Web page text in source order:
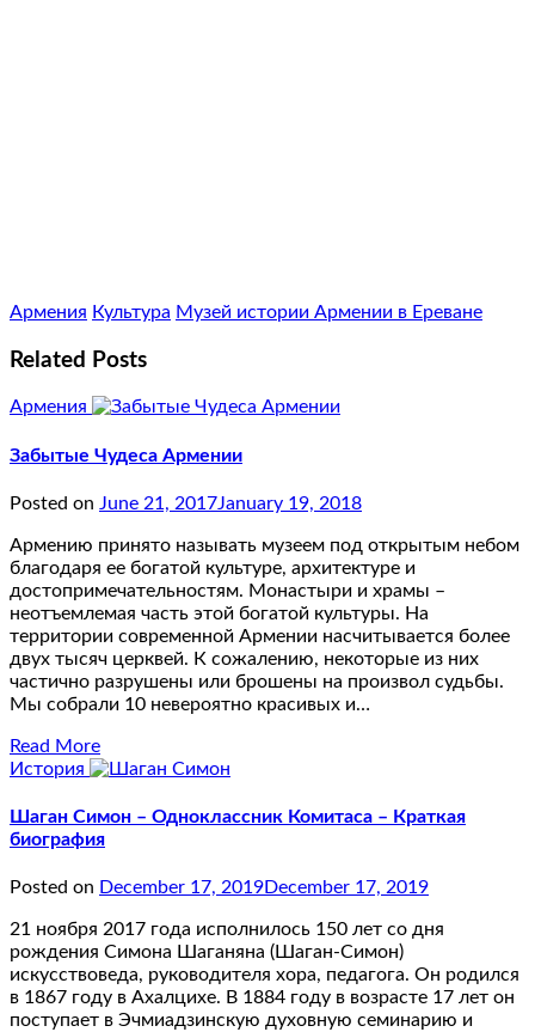
Армения Культура Музей истории Армении в Ереване
Related Posts
Армения
Забытые Чудеса Армении
Posted on June 21, 2017January 19, 2018
Армению принято называть музеем под открытым небом
благодаря ее богатой культуре, архитектуре и
достопримечательностям. Монастыри и храмы –
неотъемлемая часть этой богатой культуры. На
территории современной Армении насчитывается более
двух тысяч церквей. К сожалению, некоторые из них
частично разрушены или брошены на произвол судьбы.
Мы собрали 10 невероятно красивых и…
Read More
История
Шаган Симон – Одноклассник Комитаса – Краткая
биография
Posted on December 17, 2019December 17, 2019
21 ноября 2017 года исполнилось 150 лет со дня
рождения Симона Шаганяна (Шаган-Симон)
искусствоведа, руководителя хора, педагога. Он родился
в 1867 году в Ахалцихе. В 1884 году в возрасте 17 лет он
поступает в Эчмиадзинскую духовную семинарию и